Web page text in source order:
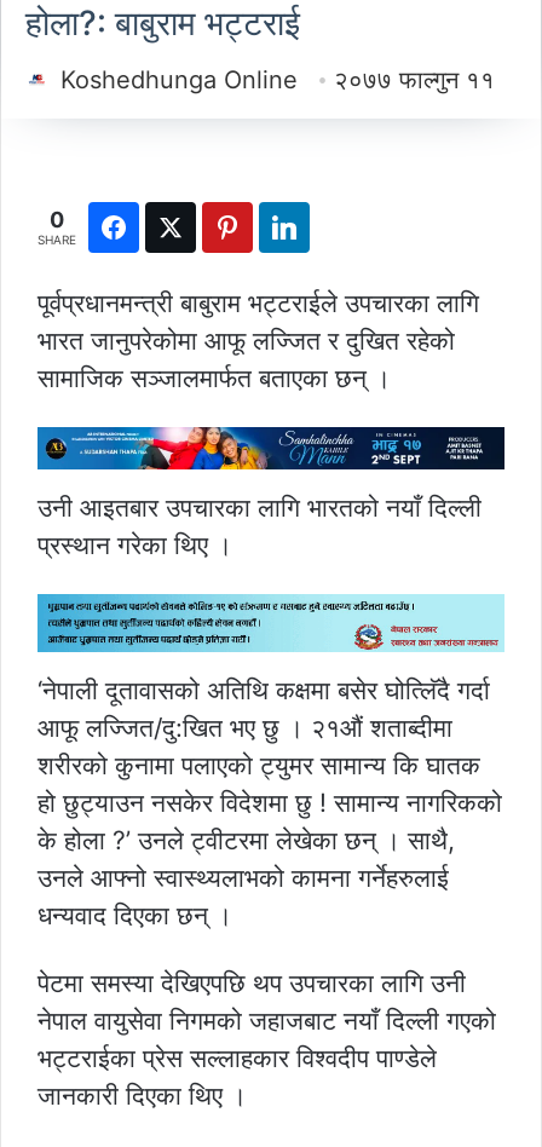
होला?: बाबुराम भट्टराई
Koshedhunga Online २०७७ फाल्गुन ११
0
SHARE
पूर्वप्रधानमन्त्री बाबुराम भट्टराईले उपचारका लागि
भारत जानुपरेकोमा आफू लज्जित र दुखित रहेको
सामाजिक सञ्जालमार्फत बताएका छन् ।
उनी आइतबार उपचारका लागि भारतको नयाँ दिल्ली
प्रस्थान गरेका थिए ।
‘नेपाली दूतावासको अतिथि कक्षमा बसेर घोत्लिॅदै गर्दा
आफू लज्जित/दु:खित भए छु । २१औं शताब्दीमा
शरीरको कुनामा पलाएको ट्युमर सामान्य कि घातक
हो छुट्याउन नसकेर विदेशमा छु ! सामान्य नागरिकको
के होला ?’ उनले ट्वीटरमा लेखेका छन् । साथै,
उनले आफ्नो स्वास्थ्यलाभको कामना गर्नेहरुलाई
धन्यवाद दिएका छन् ।
पेटमा समस्या देखिएपछि थप उपचारका लागि उनी
नेपाल वायुसेवा निगमको जहाजबाट नयाँ दिल्ली गएको
भट्टराईका प्रेस सल्लाहकार विश्वदीप पाण्डेले
जानकारी दिएका थिए ।